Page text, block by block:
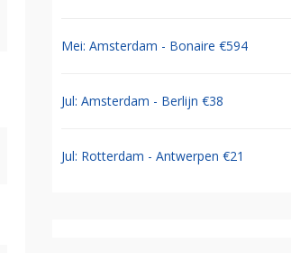
Mei: Amsterdam - Bonaire €594
Jul: Amsterdam - Berlijn €38
Jul: Rotterdam - Antwerpen €21